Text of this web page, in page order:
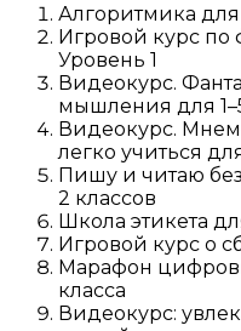
Алгоритмика для
Игровой курс по
Уровень 1
Видеокурс.
мышления для
Видеокурс.
легко учиться
Пишу и читаю
2 классов
Школа этикета
Игровой курс о
Марафон
класса
Видеокурс: